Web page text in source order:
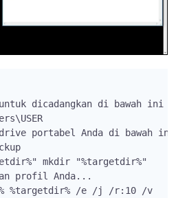
dicadangkan di bawah ini
portabel Anda di bawah ini
mkdir "%targetdir%"
profil Anda...
%targetdir% /e /j /r:10 /v